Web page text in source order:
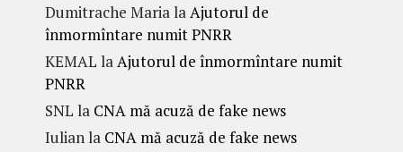
Dumitrache Maria la Ajutorul de
înmormîntare numit PNRR
KEMAL la Ajutorul de înmormîntare numit
PNRR
SNL la CNA mă acuză de fake news
Iulian la CNA mă acuză de fake news